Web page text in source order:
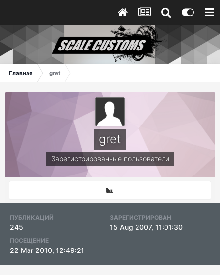
Главная gret
gret
Зарегистрированные пользователи
ПУБЛИКАЦИЙ
245
ЗАРЕГИСТРИРОВАН
15 Aug 2007, 11:01:30
ПОСЕЩЕНИЕ
22 Mar 2010, 12:49:21